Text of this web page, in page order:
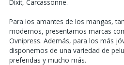
Dixit, Carcassonne.
Para los amantes de los mangas,
modernos, presentamos marcas
Ovnipress. Además, para los más
disponemos de una variedad de
preferidas y mucho más.